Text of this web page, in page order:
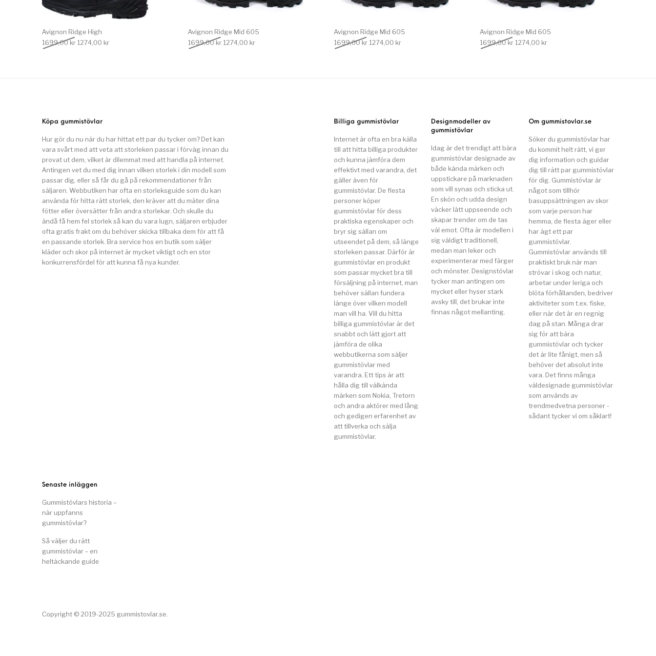
Avignon Ridge High
1699,00kr Det ursprungliga priset var: 1699,00 kr.
1274,00 krDet nuvarande priset är: 1274,00 kr.
Avignon Ridge Mid 605
1699,00kr Det ursprungliga priset var: 1699,00 kr.
1274,00 krDet nuvarande priset är: 1274,00 kr.
Avignon Ridge Mid 605
1699,00kr Det ursprungliga priset var: 1699,00 kr.
1274,00 krDet nuvarande priset är: 1274,00 kr.
Avignon Ridge Mid 605
1699,00kr Det ursprungliga priset var: 1699,00 kr.
1274,00 krDet nuvarande priset är: 1274,00 kr.
Köpa gummistövlar
Hur gör du nu när du har hittat ett par du tycker om? Det kan
vara svårt med att veta att storleken passar i förväg innan du
provat ut dem, vilket är dilemmat med att handla på internet.
Antingen vet du med dig innan vilken storlek i din modell som
passar dig, eller så får du gå på rekommendationer från
säljaren. Webbutiken har ofta en storleksguide som du kan
använda för hitta rätt storlek, den kräver att du mäter dina
fötter eller översätter från andra storlekar. Och skulle du
ändå få hem fel storlek så kan du vara lugn, säljaren erbjuder
ofta gratis frakt om du behöver skicka tillbaka dem för att få
en passande storlek. Bra service hos en butik som säljer
kläder och skor på internet är mycket viktigt och en stor
konkurrensfördel för att kunna få nya kunder.
Billiga gummistövlar
Internet är ofta en bra källa
till att hitta billiga produkter
och kunna jämföra dem
effektivt med varandra, det
gäller även för
gummistövlar. De flesta
personer köper
gummistövlar för dess
praktiska egenskaper och
bryr sig sällan om
utseendet på dem, så länge
storleken passar. Därför är
gummistövlar en produkt
som passar mycket bra till
försäljning på internet, man
behöver sällan fundera
länge över vilken modell
man vill ha. Vill du hitta
billiga gummistövlar är det
snabbt och lätt gjort att
jämföra de olika
webbutikerna som säljer
gummistövlar med
varandra. Ett tips är att
hålla dig till välkända
märken som Nokia, Tretorn
och andra aktörer med lång
och gedigen erfarenhet av
att tillverka och sälja
gummistövlar.
Designmodeller av
gummistövlar
Idag är det trendigt att bära
gummistövlar designade av
både kända märken och
uppstickare på marknaden
som vill synas och sticka ut.
En skön och udda design
väcker lätt uppseende och
skapar trender om de tas
väl emot. Ofta är modellen i
sig väldigt traditionell,
medan man leker och
experimenterar med färger
och mönster. Designstövlar
tycker man antingen om
mycket eller hyser stark
avsky till, det brukar inte
finnas något mellanting.
Om gummistovlar.se
Söker du gummistövlar har
du kommit helt rätt, vi ger
dig information och guidar
dig till rätt par gummistövlar
för dig. Gummistövlar är
något som tillhör
basuppsättningen av skor
som varje person har
hemma, de flesta äger eller
har ägt ett par
gummistövlar.
Gummistövlar används till
praktiskt bruk när man
strövar i skog och natur,
arbetar under leriga och
blöta förhållanden, bedriver
aktiviteter som t.ex. fiske,
eller när det är en regnig
dag på stan. Många drar
sig för att bära
gummistövlar och tycker
det är lite fånigt, men så
behöver det absolut inte
vara. Det finns många
väldesignade gummistövlar
som används av
trendmedvetna personer -
sådant tycker vi om såklart!
Senaste inläggen
Gummistövlars historia –
när uppfanns
gummistövlar?
Så väljer du rätt
gummistövlar – en
heltäckande guide
Copyright © 2019-2025 gummistovlar.se.